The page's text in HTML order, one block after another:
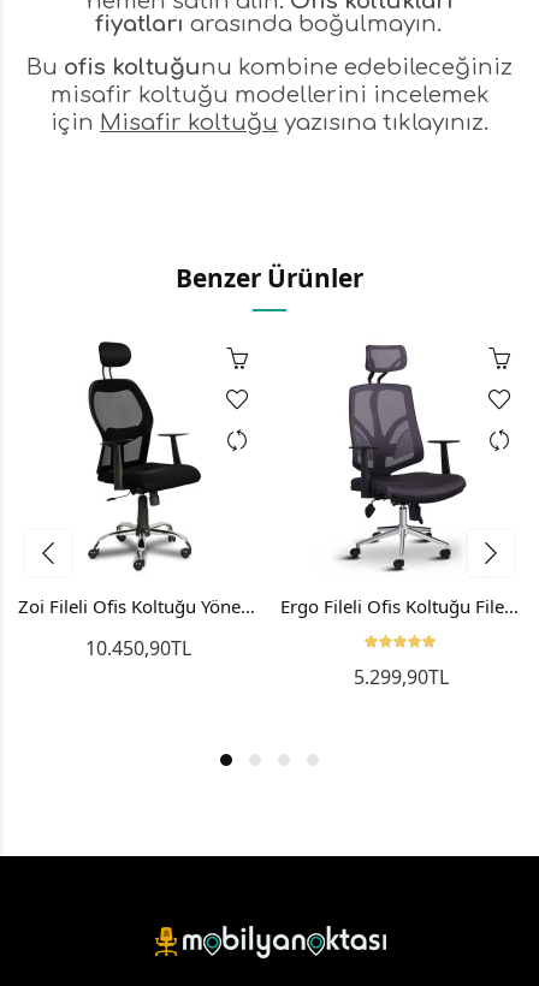
fiyatları arasında boğulmayın.
Bu ofis koltuğunu kombine edebileceğiniz
misafir koltuğu modellerini incelemek
için Misafir koltuğu yazısına tıklayınız.
Benzer Ürünler
Zoi Fileli Ofis Koltuğu Yönetici Koltuğu Makam Koltuğu
10.450,90TL
Ergo Fileli Ofis Koltuğu Fileli Bilgisayar Yönetici Sandalyesi
5.299,90TL